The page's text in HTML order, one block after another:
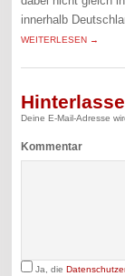
innerhalb
WEITERLESEN →
Deine E-Mail-Adresse
Kommentar
Ja, die